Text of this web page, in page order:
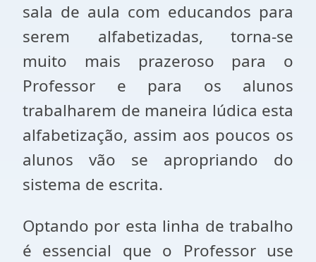
sala de aula com educandos para
serem alfabetizadas, torna-se
muito mais prazeroso para o
Professor e para os alunos
trabalharem de maneira lúdica esta
alfabetização, assim aos poucos os
alunos vão se apropriando do
sistema de escrita.
Optando por esta linha de trabalho
é essencial que o Professor use